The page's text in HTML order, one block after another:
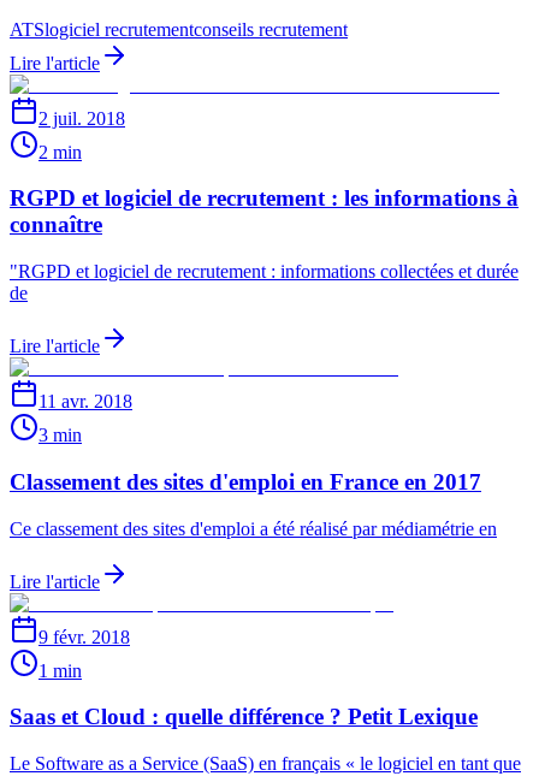
ATSlogiciel recrutementconseils recrutement
Lire l'article
2 juil. 2018
2 min
RGPD et logiciel de recrutement : les informations à
connaître
"RGPD et logiciel de recrutement : informations collectées et durée
de
Lire l'article
11 avr. 2018
3 min
Classement des sites d'emploi en France en 2017
Ce classement des sites d'emploi a été réalisé par médiamétrie en
Lire l'article
9 févr. 2018
1 min
Saas et Cloud : quelle différence ? Petit Lexique
Le Software as a Service (SaaS) en français « le logiciel en tant que